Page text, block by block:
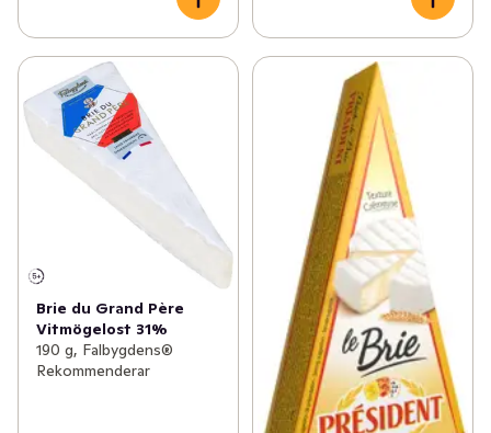
Brie du Grand Père
Vitmögelost 31%
190 g, Falbygdens®
Rekommenderar